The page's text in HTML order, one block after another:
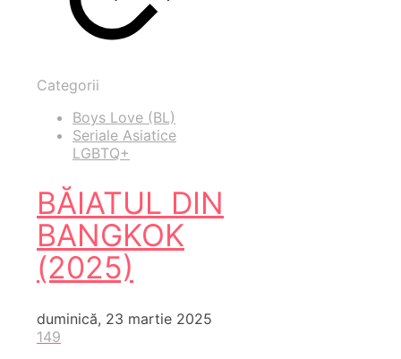
Categorii
Boys Love (BL)
Seriale Asiatice
LGBTQ+
BĂIATUL DIN
BANGKOK
(2025)
duminică, 23 martie 2025
149